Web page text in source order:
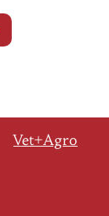
Vet+Agro